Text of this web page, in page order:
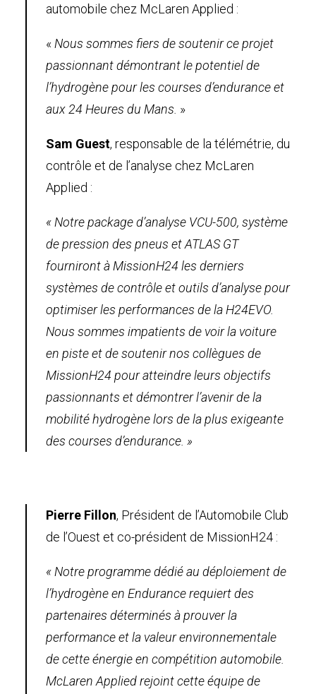
automobile chez McLaren Applied :
« Nous sommes fiers de soutenir ce projet
passionnant démontrant le potentiel de
l’hydrogène pour les courses d’endurance et
aux 24 Heures du Mans. »
Sam Guest, responsable de la télémétrie, du
contrôle et de l’analyse chez McLaren
Applied :
« Notre package d’analyse VCU-500, système
de pression des pneus et ATLAS GT
fourniront à MissionH24 les derniers
systèmes de contrôle et outils d’analyse pour
optimiser les performances de la H24EVO.
Nous sommes impatients de voir la voiture
en piste et de soutenir nos collègues de
MissionH24 pour atteindre leurs objectifs
passionnants et démontrer l’avenir de la
mobilité hydrogène lors de la plus exigeante
des courses d’endurance. »
Pierre Fillon, Président de l’Automobile Club
de l’Ouest et co-président de MissionH24 :
« Notre programme dédié au déploiement de
l’hydrogène en Endurance requiert des
partenaires déterminés à prouver la
performance et la valeur environnementale
de cette énergie en compétition automobile.
McLaren Applied rejoint cette équipe de